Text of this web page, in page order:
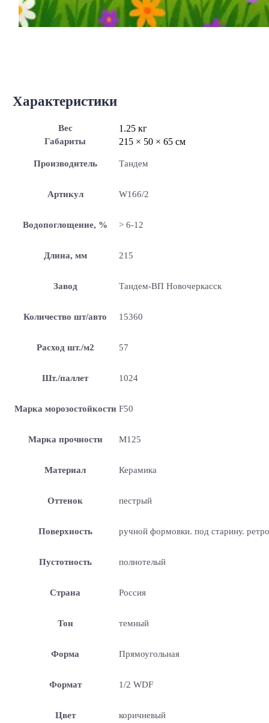
Характеристики
Вес 1.25 кг
Габариты 215 × 50 × 65 см
Производитель Тандем
Артикул W166/2
Водопоглощение, % > 6-12
Длина, мм 215
Завод Тандем-ВП Новочеркасск
Количество шт/авто 15360
Расход шт./м2 57
Шт./паллет 1024
Марка морозостойкости F50
Марка прочности М125
Материал Керамика
Оттенок пестрый
Поверхность ручной формовки. под старину. ретро
Пустотность полнотелый
Страна Россия
Тон темный
Форма Прямоугольная
Формат 1/2 WDF
Цвет коричневый